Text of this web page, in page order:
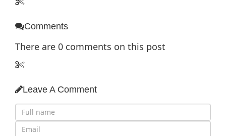
Comments
There are 0 comments on this post
Leave A Comment